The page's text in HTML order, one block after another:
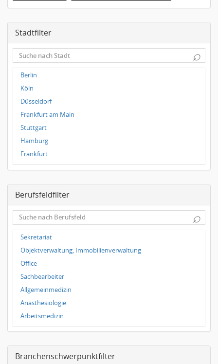
Stadtfilter
⌕
Berlin
Köln
Düsseldorf
Frankfurt am Main
Stuttgart
Hamburg
Frankfurt
Dresden
Leipzig
Dortmund
Wuppertal
Hallbergmoos
Würzburg
Grünwald
Ulm
Bielefeld
Hannover
Duisburg
Berufsfeldfilter
⌕
Sekretariat
Objektverwaltung, Immobilienverwaltung
Office
Sachbearbeiter
Allgemeinmedizin
Anästhesiologie
Arbeitsmedizin
Augenheilkunde
Frauenheilkunde, Geburtshilfe
Branchenschwerpunktfilter